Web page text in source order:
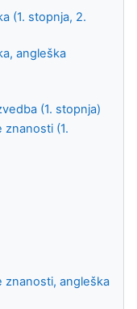
(1. stopnja, 2.
angleška
(1. stopnja)
znanosti (1.
znanosti, angleška